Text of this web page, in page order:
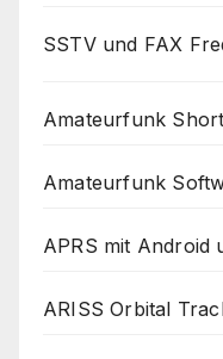
SSTV und FAX
Amateurfunk
Amateurfunk
APRS mit Android
ARISS Orbital